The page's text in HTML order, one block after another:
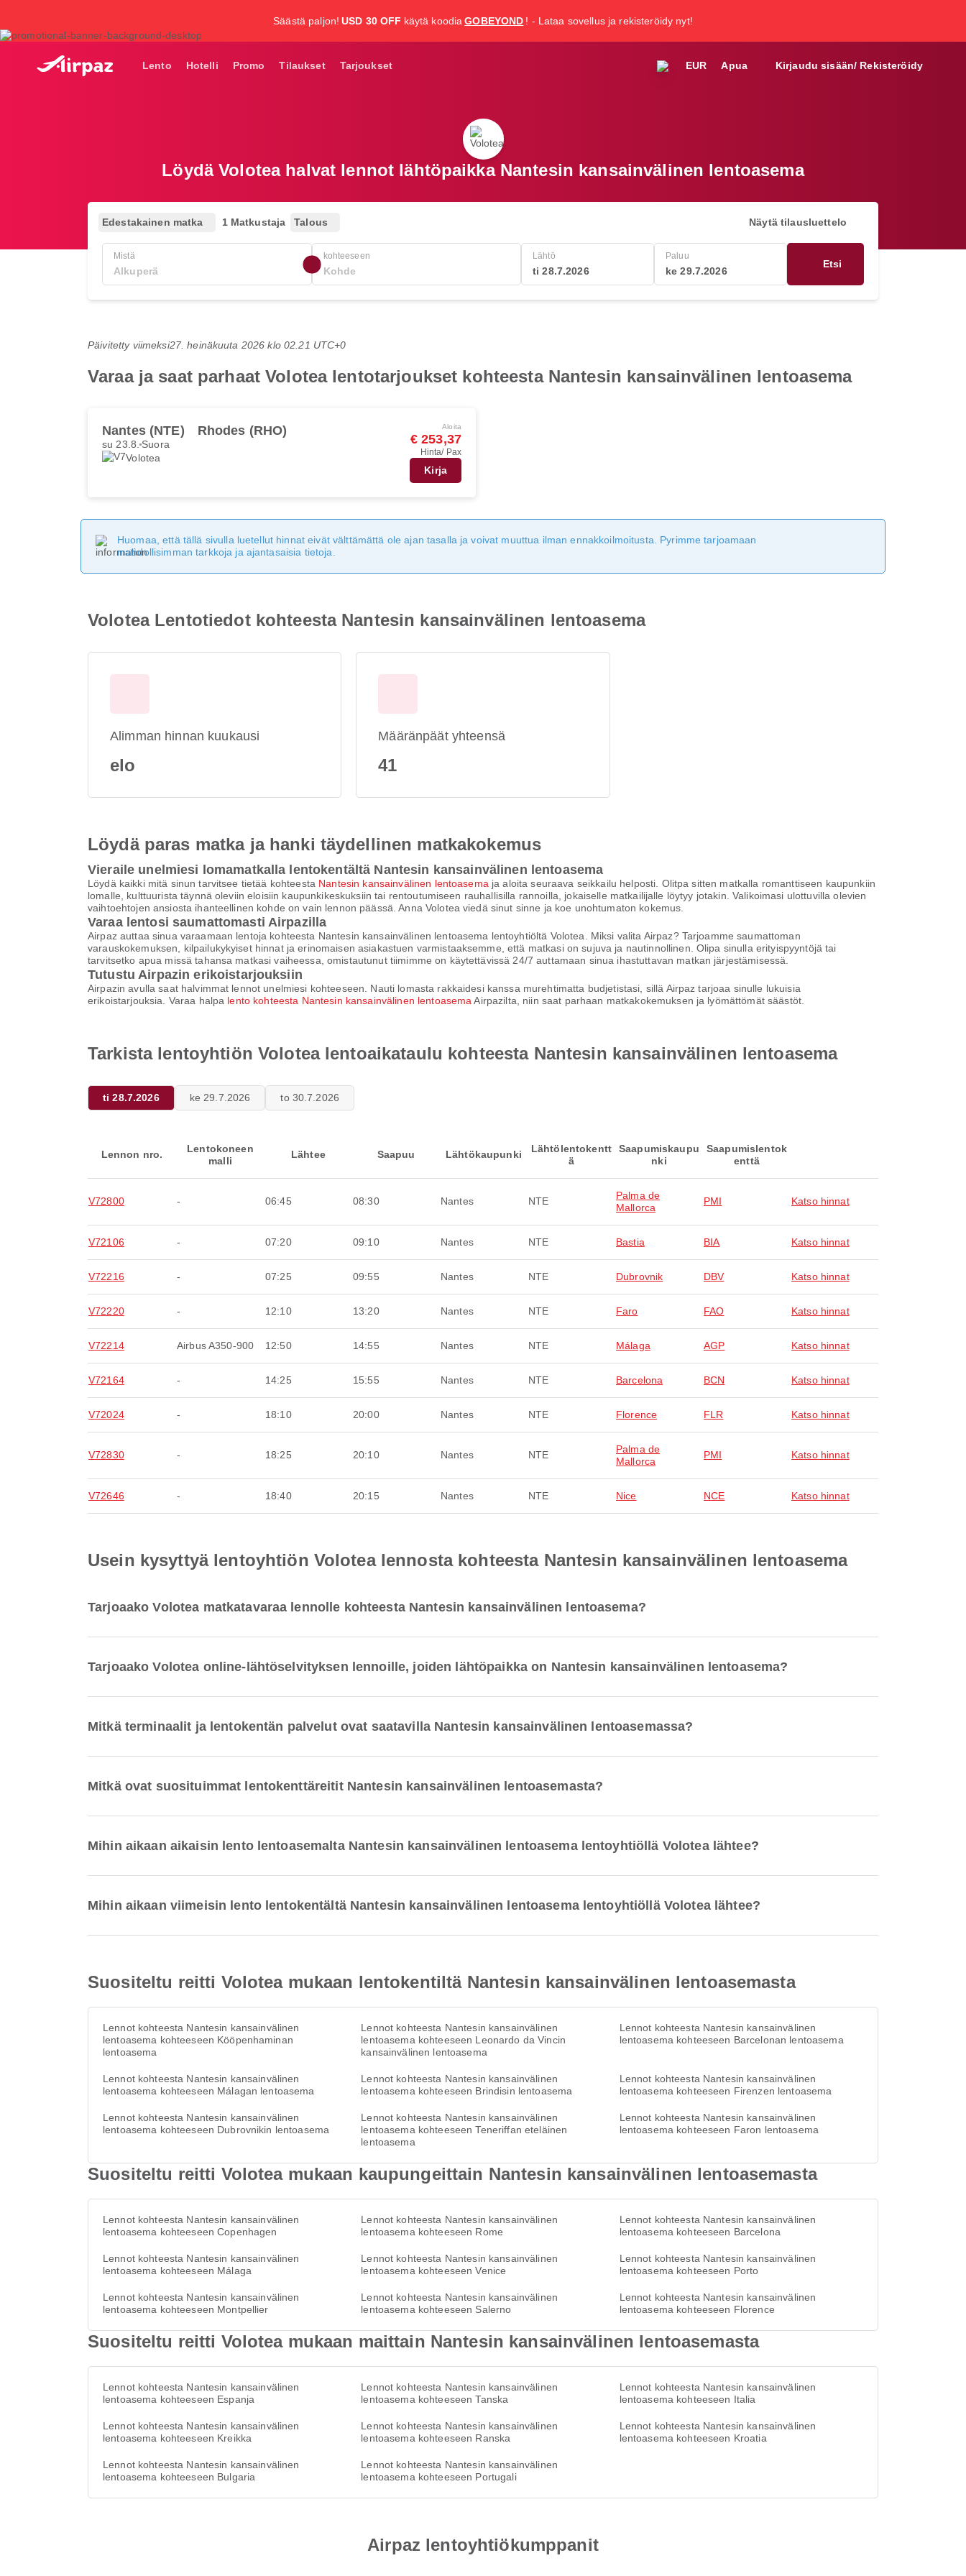
Säästä paljon! USD 30 OFF käytä koodia GOBEYOND ! - Lataa sovellus ja rekisteröidy nyt!
Lento Hotelli Promo Tilaukset Tarjoukset EUR Apua Kirjaudu sisään/ Rekisteröidy
Löydä Volotea halvat lennot lähtöpaikka Nantesin kansainvälinen lentoasema
Edestakainen matka 1 Matkustaja Talous Näytä tilausluettelo
Mistä kohteeseen Lähtö
ti 28.7.2026
Paluu
ke 29.7.2026
Etsi
Päivitetty viimeksi27. heinäkuuta 2026 klo 02.21 UTC+0
Varaa ja saat parhaat Volotea lentotarjoukset kohteesta Nantesin kansainvälinen lentoasema
Nantes (NTE) Rhodes (RHO)
su 23.8. Suora
Volotea
Aloita
€ 253,37
Hinta/ Pax
Kirja
Huomaa, että tällä sivulla luetellut hinnat eivät välttämättä ole ajan tasalla ja voivat muuttua ilman ennakkoilmoitusta. Pyrimme tarjoamaan
mahdollisimman tarkkoja ja ajantasaisia tietoja.
Volotea Lentotiedot kohteesta Nantesin kansainvälinen lentoasema
Alimman hinnan kuukausi
elo
Määränpäät yhteensä
41
Löydä paras matka ja hanki täydellinen matkakokemus
Vieraile unelmiesi lomamatkalla lentokentältä Nantesin kansainvälinen lentoasema
Löydä kaikki mitä sinun tarvitsee tietää kohteesta Nantesin kansainvälinen lentoasema ja aloita seuraava seikkailu helposti. Olitpa sitten matkalla romanttiseen kaupunkiin
lomalle, kulttuurista täynnä oleviin eloisiin kaupunkikeskuksiin tai rentoutumiseen rauhallisilla rannoilla, jokaiselle matkailijalle löytyy jotakin. Valikoimasi ulottuvilla olevien
vaihtoehtojen ansiosta ihanteellinen kohde on vain lennon päässä. Anna Volotea viedä sinut sinne ja koe unohtumaton kokemus.
Varaa lentosi saumattomasti Airpazilla
Airpaz auttaa sinua varaamaan lentoja kohteesta Nantesin kansainvälinen lentoasema lentoyhtiöltä Volotea. Miksi valita Airpaz? Tarjoamme saumattoman
varauskokemuksen, kilpailukykyiset hinnat ja erinomaisen asiakastuen varmistaaksemme, että matkasi on sujuva ja nautinnollinen. Olipa sinulla erityispyyntöjä tai
tarvitsetko apua missä tahansa matkasi vaiheessa, omistautunut tiimimme on käytettävissä 24/7 auttamaan sinua ihastuttavan matkan järjestämisessä.
Tutustu Airpazin erikoistarjouksiin
Airpazin avulla saat halvimmat lennot unelmiesi kohteeseen. Nauti lomasta rakkaidesi kanssa murehtimatta budjetistasi, sillä Airpaz tarjoaa sinulle lukuisia
erikoistarjouksia. Varaa halpa lento kohteesta Nantesin kansainvälinen lentoasema Airpazilta, niin saat parhaan matkakokemuksen ja lyömättömät säästöt.
Tarkista lentoyhtiön Volotea lentoaikataulu kohteesta Nantesin kansainvälinen lentoasema
ti 28.7.2026 ke 29.7.2026 to 30.7.2026
Lennon nro.
Lentokoneen
malli
Lähtee Saapuu Lähtökaupunki
Lähtölentokentt
ä
Saapumiskaupu
nki
Saapumislentok
enttä
V72800 - 06:45 08:30 Nantes NTE
Palma de
Mallorca
PMI Katso hinnat
V72106 - 07:20 09:10 Nantes NTE Bastia BIA Katso hinnat
V72216 - 07:25 09:55 Nantes NTE Dubrovnik DBV Katso hinnat
V72220 - 12:10 13:20 Nantes NTE Faro FAO Katso hinnat
V72214 Airbus A350-900 12:50 14:55 Nantes NTE Málaga AGP Katso hinnat
V72164 - 14:25 15:55 Nantes NTE Barcelona BCN Katso hinnat
V72024 - 18:10 20:00 Nantes NTE Florence FLR Katso hinnat
V72830 - 18:25 20:10 Nantes NTE
Palma de
Mallorca
PMI Katso hinnat
V72646 - 18:40 20:15 Nantes NTE Nice NCE Katso hinnat
Usein kysyttyä lentoyhtiön Volotea lennosta kohteesta Nantesin kansainvälinen lentoasema
Tarjoaako Volotea matkatavaraa lennolle kohteesta Nantesin kansainvälinen lentoasema?
Tarjoaako Volotea online-lähtöselvityksen lennoille, joiden lähtöpaikka on Nantesin kansainvälinen lentoasema?
Mitkä terminaalit ja lentokentän palvelut ovat saatavilla Nantesin kansainvälinen lentoasemassa?
Mitkä ovat suosituimmat lentokenttäreitit Nantesin kansainvälinen lentoasemasta?
Mihin aikaan aikaisin lento lentoasemalta Nantesin kansainvälinen lentoasema lentoyhtiöllä Volotea lähtee?
Mihin aikaan viimeisin lento lentokentältä Nantesin kansainvälinen lentoasema lentoyhtiöllä Volotea lähtee?
Suositeltu reitti Volotea mukaan lentokentiltä Nantesin kansainvälinen lentoasemasta
Lennot kohteesta Nantesin kansainvälinen
lentoasema kohteeseen Kööpenhaminan
lentoasema
Lennot kohteesta Nantesin kansainvälinen
lentoasema kohteeseen Leonardo da Vincin
kansainvälinen lentoasema
Lennot kohteesta Nantesin kansainvälinen
lentoasema kohteeseen Barcelonan lentoasema
Lennot kohteesta Nantesin kansainvälinen
lentoasema kohteeseen Málagan lentoasema
Lennot kohteesta Nantesin kansainvälinen
lentoasema kohteeseen Brindisin lentoasema
Lennot kohteesta Nantesin kansainvälinen
lentoasema kohteeseen Firenzen lentoasema
Lennot kohteesta Nantesin kansainvälinen
lentoasema kohteeseen Dubrovnikin lentoasema
Lennot kohteesta Nantesin kansainvälinen
lentoasema kohteeseen Teneriffan eteläinen
lentoasema
Lennot kohteesta Nantesin kansainvälinen
lentoasema kohteeseen Faron lentoasema
Suositeltu reitti Volotea mukaan kaupungeittain Nantesin kansainvälinen lentoasemasta
Lennot kohteesta Nantesin kansainvälinen
lentoasema kohteeseen Copenhagen
Lennot kohteesta Nantesin kansainvälinen
lentoasema kohteeseen Rome
Lennot kohteesta Nantesin kansainvälinen
lentoasema kohteeseen Barcelona
Lennot kohteesta Nantesin kansainvälinen
lentoasema kohteeseen Málaga
Lennot kohteesta Nantesin kansainvälinen
lentoasema kohteeseen Venice
Lennot kohteesta Nantesin kansainvälinen
lentoasema kohteeseen Porto
Lennot kohteesta Nantesin kansainvälinen
lentoasema kohteeseen Montpellier
Lennot kohteesta Nantesin kansainvälinen
lentoasema kohteeseen Salerno
Lennot kohteesta Nantesin kansainvälinen
lentoasema kohteeseen Florence
Suositeltu reitti Volotea mukaan maittain Nantesin kansainvälinen lentoasemasta
Lennot kohteesta Nantesin kansainvälinen
lentoasema kohteeseen Espanja
Lennot kohteesta Nantesin kansainvälinen
lentoasema kohteeseen Tanska
Lennot kohteesta Nantesin kansainvälinen
lentoasema kohteeseen Italia
Lennot kohteesta Nantesin kansainvälinen
lentoasema kohteeseen Kreikka
Lennot kohteesta Nantesin kansainvälinen
lentoasema kohteeseen Ranska
Lennot kohteesta Nantesin kansainvälinen
lentoasema kohteeseen Kroatia
Lennot kohteesta Nantesin kansainvälinen
lentoasema kohteeseen Bulgaria
Lennot kohteesta Nantesin kansainvälinen
lentoasema kohteeseen Portugali
Airpaz lentoyhtiökumppanit